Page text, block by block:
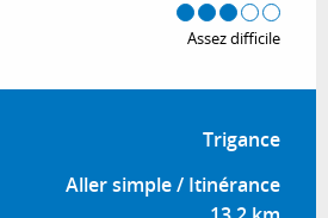
Assez difficile
Trigance
Aller simple / Itinérance